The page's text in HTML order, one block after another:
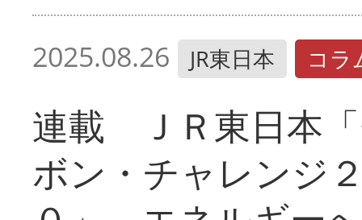
2025.08.26 JR東日本 コラ
連載 ＪＲ東日本
ボン・チャレンジ